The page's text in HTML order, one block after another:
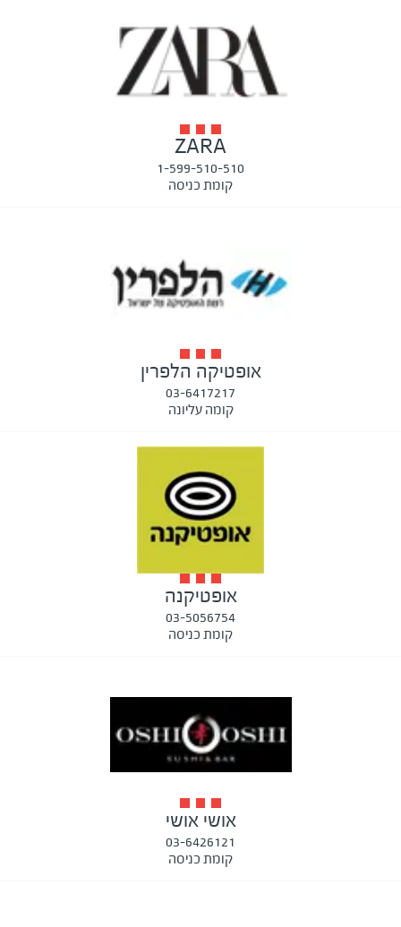
ZARA
1-599-510-510
קומת כניסה
אופטיקה הלפרין
03-6417217
קומה עליונה
אופטיקנה
03-5056754
קומת כניסה
אושי אושי
03-6426121
קומת כניסה